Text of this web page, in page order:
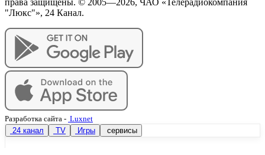
"Люкс"», 24 Канал.
Разработка сайта - Luxnet
24 канал
TV Игры сервисы